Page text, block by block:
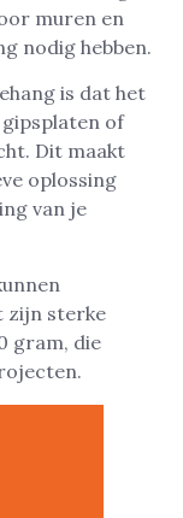
muren en
nodig hebben.
is dat het
of
Dit maakt
oplossing
van je
zijn sterke
gram, die